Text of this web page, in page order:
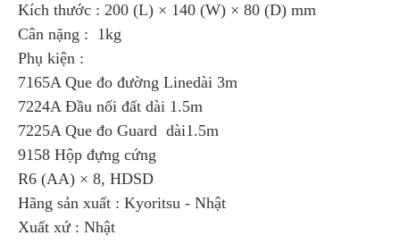
Kích thước : 200 (L) × 140 (W) × 80 (D) mm
Cân nặng : 1kg
Phụ kiện :
7165A Que đo đường Linedài 3m
7224A Đầu nối đất dài 1.5m
7225A Que đo Guard dài1.5m
9158 Hộp đựng cứng
R6 (AA) × 8, HDSD
Hãng sản xuất : Kyoritsu - Nhật
Xuất xứ : Nhật